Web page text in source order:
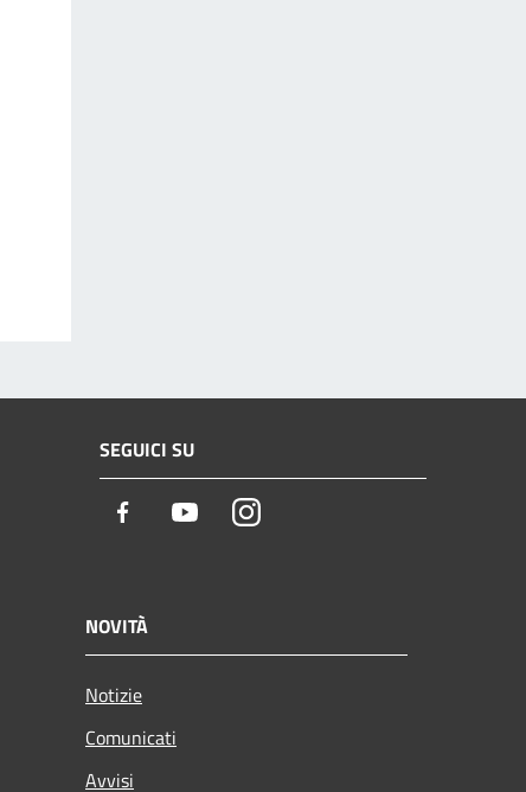
SEGUICI SU
Facebook YoutubeInstagram
NOVITÀ
Notizie
Comunicati
Avvisi